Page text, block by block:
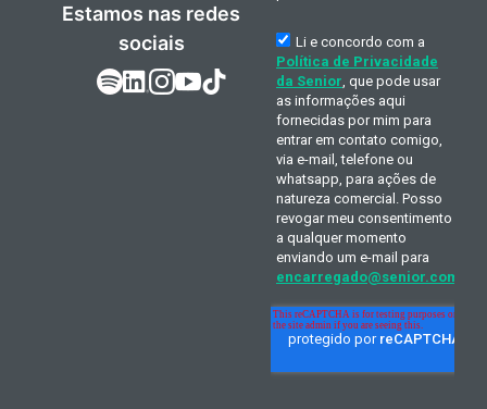
Estamos nas redes
sociais